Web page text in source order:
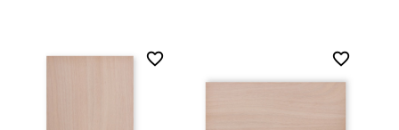
favorite_border favorite_border